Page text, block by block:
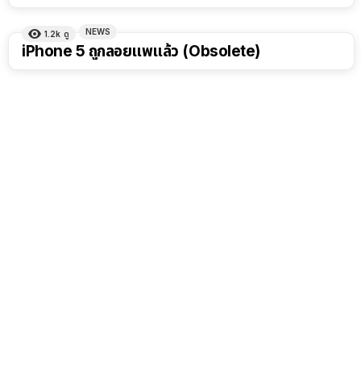
1.2k ดู NEWS
iPhone 5 ถูกลอยแพแล้ว (Obsolete)